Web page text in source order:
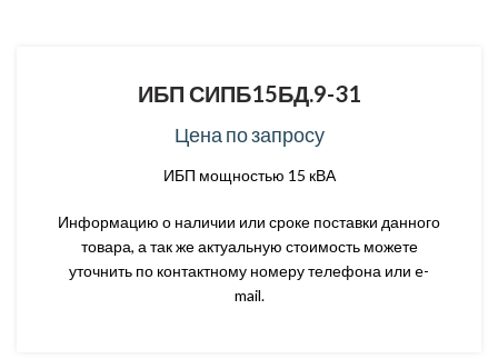
ИБП СИПБ15БД.9-31
Цена по запросу
ИБП мощностью 15 кВА
Информацию о наличии или сроке поставки данного
товара, а так же актуальную стоимость можете
уточнить по контактному номеру телефона или e-
mail.